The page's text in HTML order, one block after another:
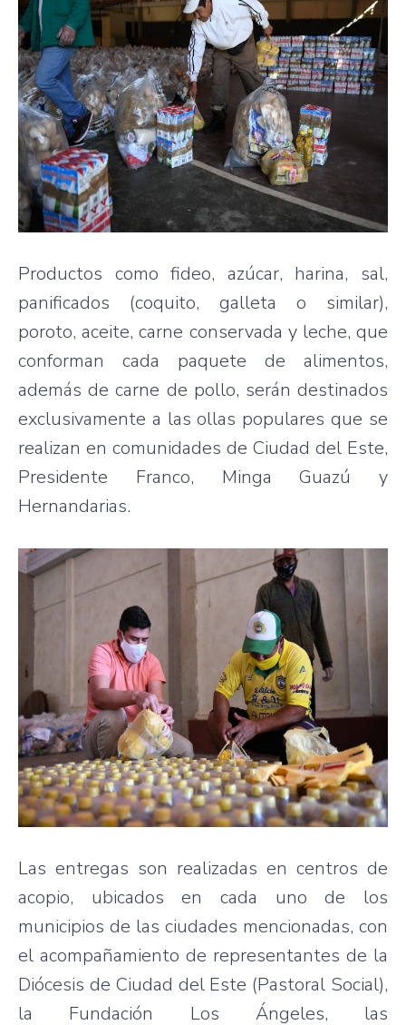
Productos como fideo, azúcar, harina, sal,
panificados (coquito, galleta o similar),
poroto, aceite, carne conservada y leche, que
conforman cada paquete de alimentos,
además de carne de pollo, serán destinados
exclusivamente a las ollas populares que se
realizan en comunidades de Ciudad del Este,
Presidente Franco, Minga Guazú y
Hernandarias.
Las entregas son realizadas en centros de
acopio, ubicados en cada uno de los
municipios de las ciudades mencionadas, con
el acompañamiento de representantes de la
Diócesis de Ciudad del Este (Pastoral Social),
la Fundación Los Ángeles, las